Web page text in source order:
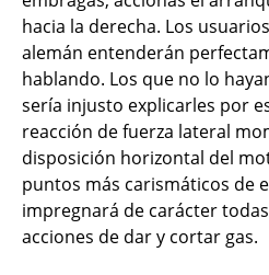
hacia la derecha. Los
alemán entenderán
hablando. Los que no lo
sería injusto explicarles por
reacción de fuerza lateral
disposición horizontal del
puntos más carismáticos de
impregnará de carácter
acciones de dar y cortar gas.